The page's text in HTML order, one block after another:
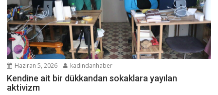
Haziran 5, 2026 kadindanhaber
Kendine ait bir dükkandan sokaklara yayılan
aktivizm